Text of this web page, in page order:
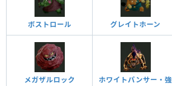
ボストロール グレイトホーン
メガザルロック ホワイトパンサー・強